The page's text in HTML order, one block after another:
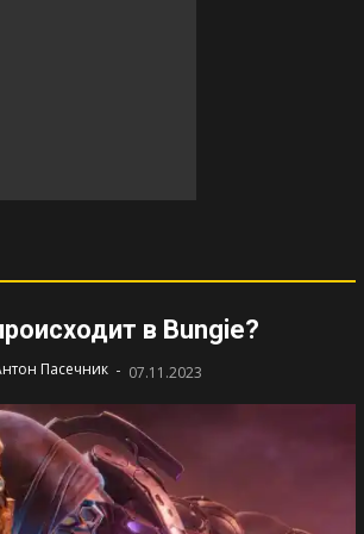
в Bungie?
Пасечник - 07.11.2023